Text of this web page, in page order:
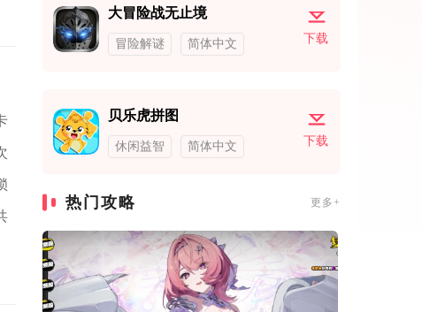
大冒险战无止境
冒险解谜 简体中文 下载
贝乐虎拼图
休闲益智 简体中文 下载
热门攻略 更多+